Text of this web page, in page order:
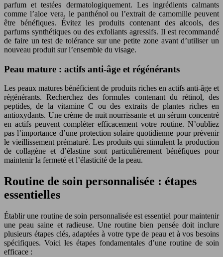
parfum et testées dermatologiquement. Les ingrédients calmants
comme l’aloe vera, le panthénol ou l’extrait de camomille peuvent
être bénéfiques. Évitez les produits contenant des alcools, des
parfums synthétiques ou des exfoliants agressifs. Il est recommandé
de faire un test de tolérance sur une petite zone avant d’utiliser un
nouveau produit sur l’ensemble du visage.
Peau mature : actifs anti-âge et régénérants
Les peaux matures bénéficient de produits riches en actifs anti-âge et
régénérants. Recherchez des formules contenant du rétinol, des
peptides, de la vitamine C ou des extraits de plantes riches en
antioxydants. Une crème de nuit nourrissante et un sérum concentré
en actifs peuvent compléter efficacement votre routine. N’oubliez
pas l’importance d’une protection solaire quotidienne pour prévenir
le vieillissement prématuré. Les produits qui stimulent la production
de collagène et d’élastine sont particulièrement bénéfiques pour
maintenir la fermeté et l’élasticité de la peau.
Routine de soin personnalisée : étapes
essentielles
Établir une routine de soin personnalisée est essentiel pour maintenir
une peau saine et radieuse. Une routine bien pensée doit inclure
plusieurs étapes clés, adaptées à votre type de peau et à vos besoins
spécifiques. Voici les étapes fondamentales d’une routine de soin
efficace :